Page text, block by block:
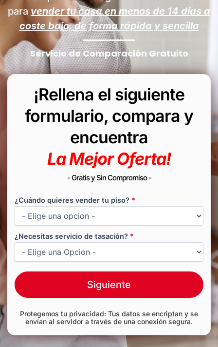
para vender tu casa en menos de 14 días a
coste bajo, de forma rápida y sencilla
Servicio de Comparación Gratuito
¡Rellena el siguiente
formulario, compara y
encuentra
La Mejor Oferta!
- Gratis y Sin Compromiso -
¿Cuándo quieres vender tu piso? *
¿Necesitas servicio de tasación? *
Siguiente
Protegemos tu privacidad: Tus datos se encriptan y se
envían al servidor a través de una conexión segura.